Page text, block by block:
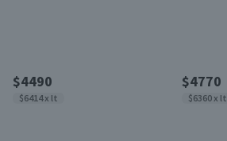
$4490
$6414 x lt
$4770
$6360 x lt